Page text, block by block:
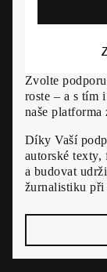
Zvolte
roste – a s tím
naše platforma
Díky Vaší
autorské texty,
a budovat
žurnalistiku při